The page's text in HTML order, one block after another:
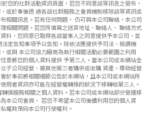
您的社群活動資訊頁面，若您不同意該等訊息之發布，
或於事後透 過各該社群服務之會員機制移除該等資訊或
相關訊息。若有任何問題， 仍可與本公司聯絡，本公司
相關問題。若您所填寫之送貨地址、聯絡人、 聯絡方式
料，您同意已取得各該當事人之同意提供予本公司，並
法定告知事項予以告知。除依法應提供予司法、檢調機
或與 本公司協力廠商為執行相關活動必要範圍之利用
意將您的個人資料提供 予第三人。當本公司或本網站全
子公司經營、被其他第三者購併或收購 資產，導致經營
於事前將相關細節公告於本網站，且本公司或本網站所
用者資訊亦可能在經營權轉換的狀況下移轉給第三人。
轉換服務相關之個人資料。若本公司或本網站部分營運移
本公司會員， 若您不希望本公司後續利用您的個人資
權政策向本公司行使權利。